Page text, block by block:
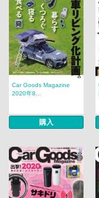
Car Goods Magazine
2020年8...
購入